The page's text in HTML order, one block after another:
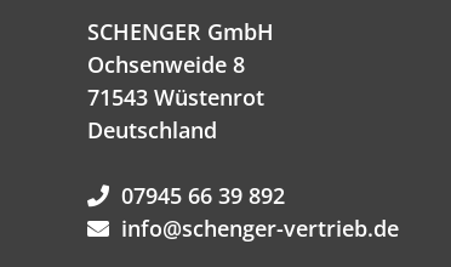
SCHENGER GmbH
Ochsenweide 8
71543 Wüstenrot
Deutschland
07945 66 39 892
info@schenger-vertrieb.de